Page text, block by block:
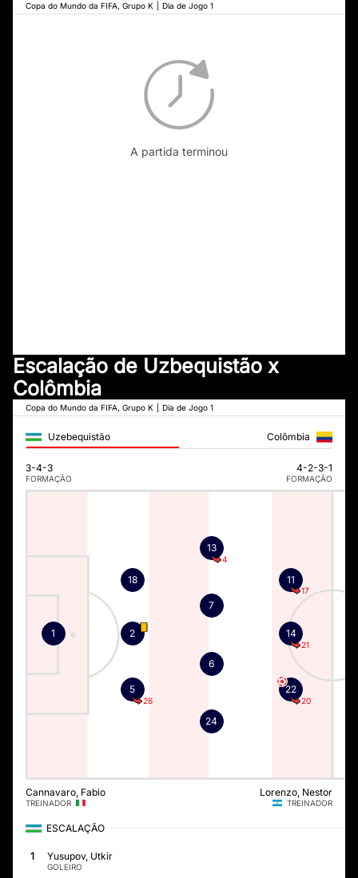
Copa do Mundo da FIFA, Grupo K Dia de Jogo 1
A partida terminou
Escalação de Uzbequistão x
Colômbia
Copa do Mundo da FIFA, Grupo K Dia de Jogo 1
Uzebequistão Colômbia
3-4-3
FORMAÇÃO
4-2-3-1
FORMAÇÃO
1
5
26
2
18
24
6
7
13
4
22
20
14
21
11
17
Cannavaro, Fabio
TREINADOR
Lorenzo, Nestor
TREINADOR
ESCALAÇÃO
1 Yusupov, Utkir
GOLEIRO